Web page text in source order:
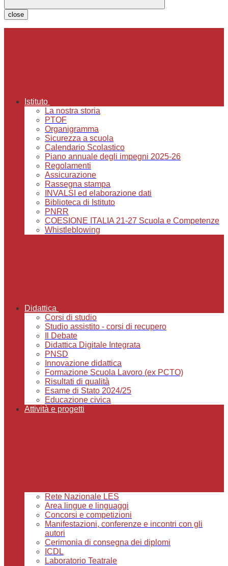
close
Istituto
La nostra storia
PTOF
Organigramma
Sicurezza a scuola
Calendario Scolastico
Piano annuale degli impegni 2025-26
Regolamenti
Assicurazione
Rassegna stampa
INVALSI ed elaborazione dati
Biblioteca di Istituto
PNRR
COESIONE ITALIA 21-27 Scuola e Competenze
Whistleblowing
Didattica
Corsi di studio
Studio assistito - corsi di recupero
Il Debate
Didattica Digitale Integrata
PNSD
Innovazione didattica
Formazione Scuola Lavoro (ex PCTO)
Risultati di qualità
Esame di Stato 2024/25
Educazione civica
Attività e progetti
Rete Nazionale LES
Area lingue e linguaggi
Concorsi e competizioni
Manifestazioni, conferenze e incontri con gli
autori
Cerimonia di consegna dei diplomi
ICDL
Laboratorio Teatrale